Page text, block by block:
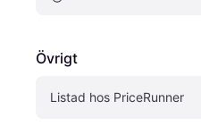
Övrigt
Listad hos PriceRunner